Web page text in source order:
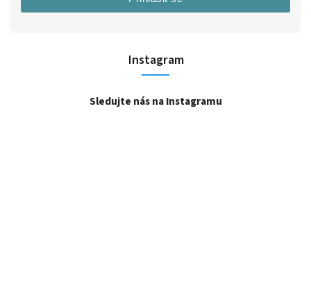
Instagram
Sledujte nás na Instagramu